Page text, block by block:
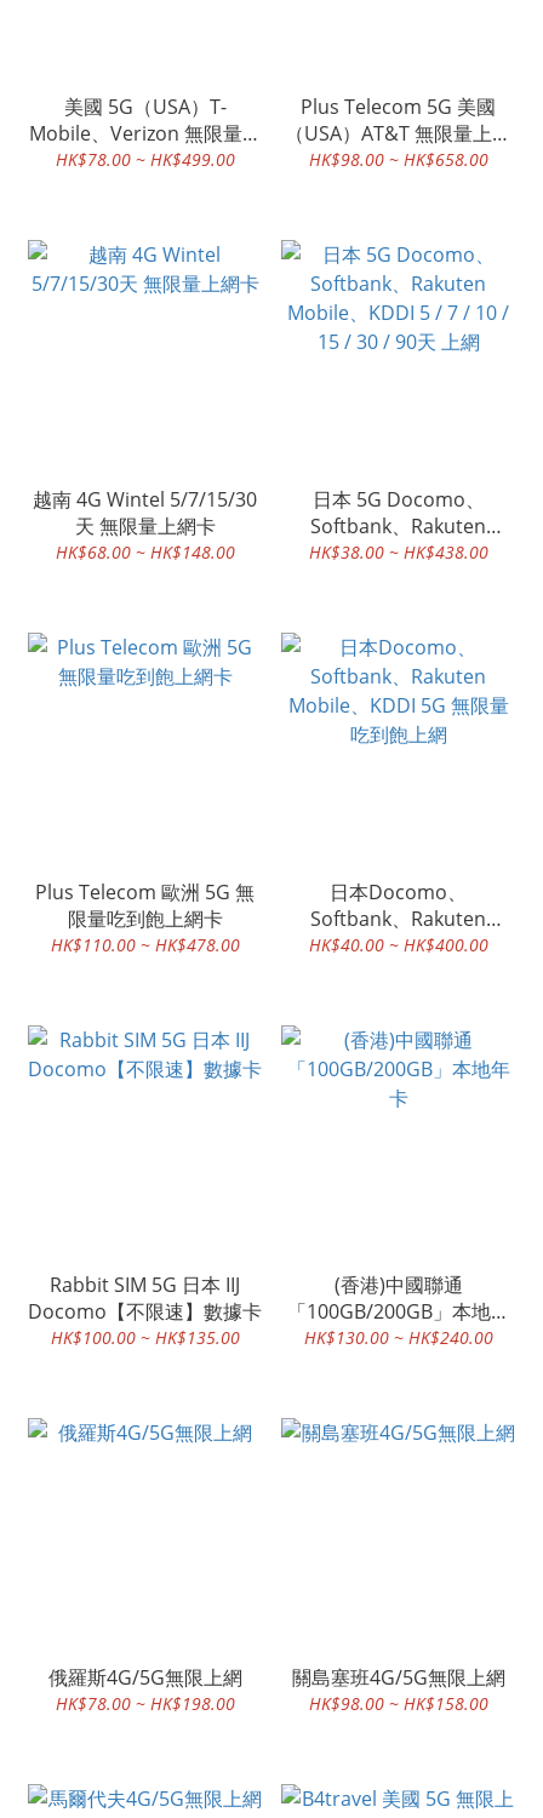
美國 5G（USA）T-
Mobile、Verizon 無限量上
網卡
HK$78.00 ~ HK$499.00
Plus Telecom 5G 美國
（USA）AT&T 無限量上網
卡
HK$98.00 ~ HK$658.00
越南 4G Wintel 5/7/15/30
天 無限量上網卡
HK$68.00 ~ HK$148.00
日本 5G Docomo、
Softbank、Rakuten
Mobile、KDDI 5 / 7 / 10 /
HK$38.00 ~ HK$438.00
Plus Telecom 歐洲 5G 無
限量吃到飽上網卡
HK$110.00 ~ HK$478.00
日本Docomo、
Softbank、Rakuten
Mobile、KDDI 5G 無限量
HK$40.00 ~ HK$400.00
Rabbit SIM 5G 日本 IIJ
Docomo【不限速】數據卡
HK$100.00 ~ HK$135.00
(香港)中國聯通
「100GB/200GB」本地年
卡
HK$130.00 ~ HK$240.00
俄羅斯4G/5G無限上網
HK$78.00 ~ HK$198.00
關島塞班4G/5G無限上網
HK$98.00 ~ HK$158.00